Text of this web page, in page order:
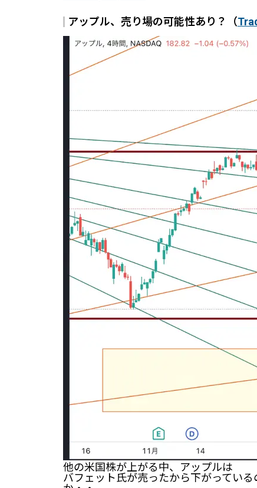
アップル、売り場の可能性あり？（
他の米国株が上がる中、アップルは
バフェット氏が売ったから下がってい